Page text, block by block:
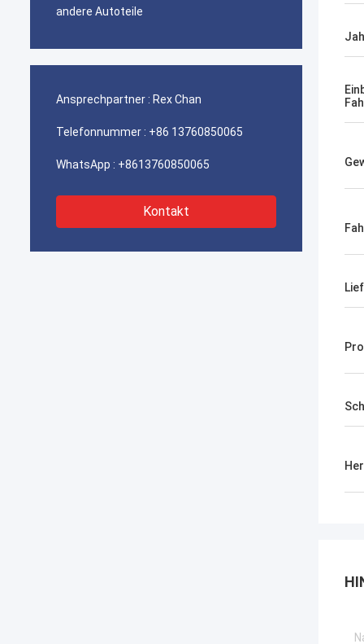
andere Autoteile
Ansprechpartner : Rex Chan
Telefonnummer : +86 13760850065
WhatsApp : +8613760850065
Kontakt